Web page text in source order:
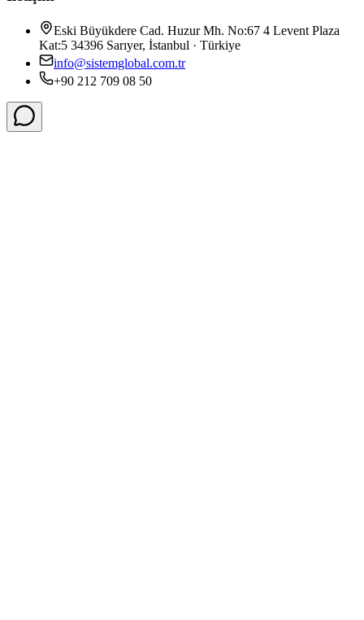
Eski Büyükdere Cad. Huzur Mh. No:67 4 Levent Plaza
Kat:5 34396 Sarıyer, İstanbul · Türkiye
info@sistemglobal.com.tr
+90 212 709 08 50